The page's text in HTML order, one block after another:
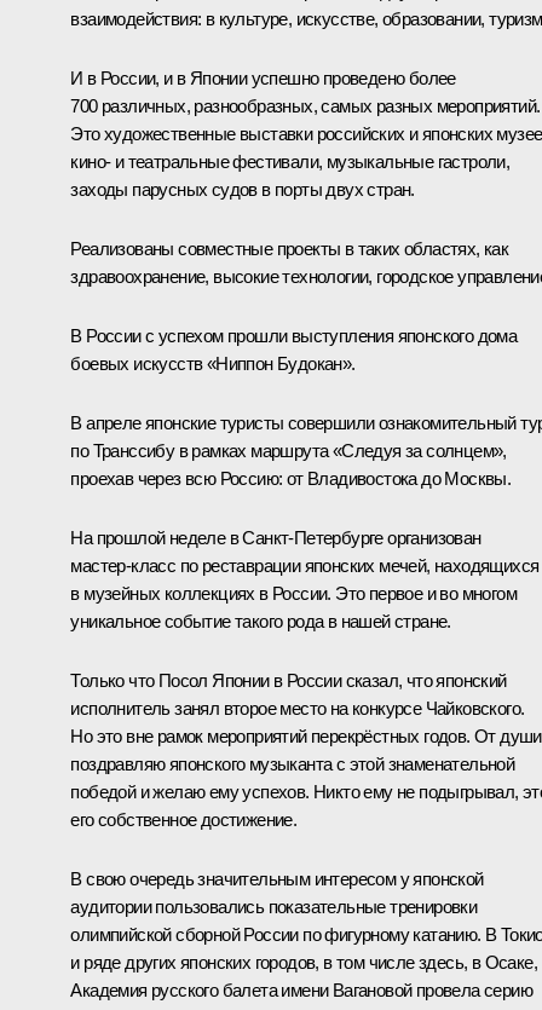
взаимодействия: в культуре, искусстве, образовании,
И в России, и в Японии успешно проведено более
700 различных, разнообразных, самых разных мероприятий.
Это художественные выставки российских и японских
кино- и театральные фестивали, музыкальные гастроли,
заходы парусных судов в порты двух стран.
Реализованы совместные проекты в таких областях, как
здравоохранение, высокие технологии, городское
В России с успехом прошли выступления японского дома
боевых искусств «Ниппон Будокан».
В апреле японские туристы совершили ознакомительный
по Транссибу в рамках маршрута «Следуя за солнцем»,
проехав через всю Россию: от Владивостока до Москвы.
На прошлой неделе в Санкт‑Петербурге организован
мастер‑класс по реставрации японских мечей, находящихся
в музейных коллекциях в России. Это первое и во многом
уникальное событие такого рода в нашей стране.
Только что Посол Японии в России сказал, что японский
исполнитель занял второе место на конкурсе Чайковского.
Но это вне рамок мероприятий перекрёстных годов. От души
поздравляю японского музыканта с этой знаменательной
победой и желаю ему успехов. Никто ему не подыгрывал,
его собственное достижение.
В свою очередь значительным интересом у японской
аудитории пользовались показательные тренировки
олимпийской сборной России по фигурному катанию. В
и ряде других японских городов, в том числе здесь, в Осаке,
Академия русского балета имени Вагановой провела серию